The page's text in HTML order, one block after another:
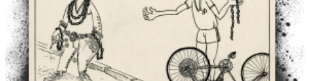
Saulės Kisarauskienės moliotipijos
Brendant laiku: vandenų istorijos Šiauliuose
Talkšos ežeras